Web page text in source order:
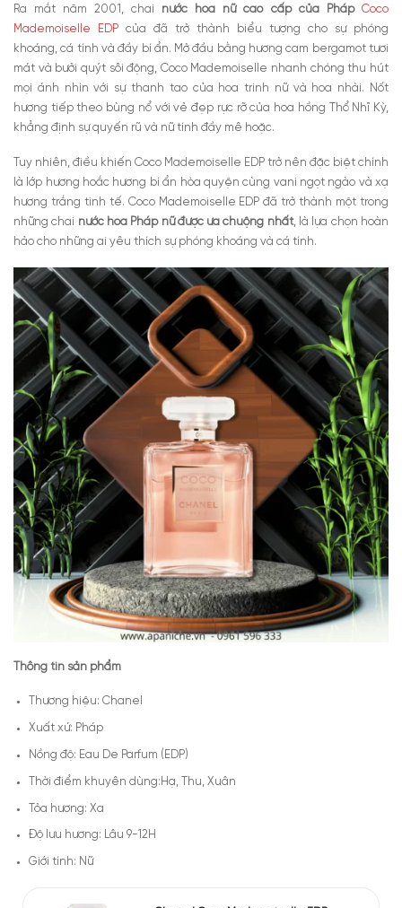
Ra mắt năm 2001, chai nước hoa nữ cao cấp của Pháp
Coco
Mademoiselle EDP của đã trở thành biểu tượng cho sự phóng
khoáng, cá tính và đầy bí ẩn. Mở đầu bằng hương cam bergamot tươi
mát và bưởi quýt sôi động, Coco Mademoiselle nhanh chóng thu hút
mọi ánh nhìn với sự thanh tao của hoa trinh nữ và hoa nhài. Nốt
hương tiếp theo bùng nổ với vẻ đẹp rực rỡ của hoa hồng Thổ Nhĩ Kỳ,
khẳng định sự quyến rũ và nữ tính đầy mê hoặc.
Tuy nhiên, điều khiến Coco Mademoiselle EDP trở nên đặc biệt chính
là lớp hương hoắc hương bí ẩn hòa quyện cùng vani ngọt ngào và xạ
hương trắng tinh tế. Coco Mademoiselle EDP đã trở thành một trong
những chai nước hoa Pháp nữ được ưa chuộng nhất, là lựa chọn hoàn
hảo cho những ai yêu thích sự phóng khoáng và cá tính.
Thông tin sản phẩm
Thương hiệu: Chanel
Xuất xứ: Pháp
Nồng độ: Eau De Parfum (EDP)
Thời điểm khuyên dùng:Hạ, Thu, Xuân
Tỏa hương: Xa
Độ lưu hương: Lâu 9-12H
Giới tính: Nữ